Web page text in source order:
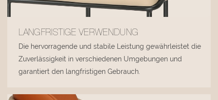
LANGFRISTIGE VERWENDUNG
Die hervorragende und stabile Leistung gewährleistet die
Zuverlässigkeit in verschiedenen Umgebungen und
garantiert den langfristigen Gebrauch.